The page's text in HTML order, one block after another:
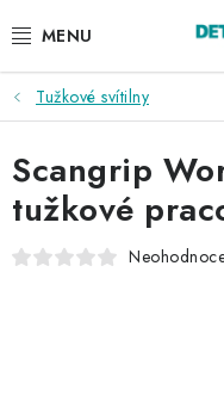
na
AKCE
NOVINKY
EXTERIÉR
Tužkové svítilny
Scangrip
tužkové